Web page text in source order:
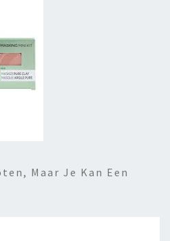
Maar Je Kan Een